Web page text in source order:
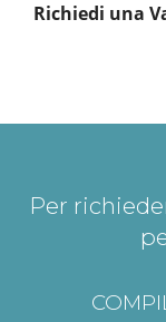
Richiedi una
Per